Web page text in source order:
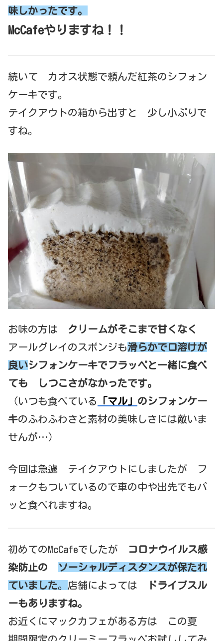
味しかったです。
McCafeやりますね！！
続いて カオス状態で頼んだ紅茶のシフォン
ケーキです。
テイクアウトの箱から出すと 少し小ぶりで
すね。
お味の方は クリームがそこまで甘くなく
アールグレイのスポンジも滑らかで口溶けが
良いシフォンケーキでフラッペと一緒に食べ
ても しつこさがなかったです。
（いつも食べている
「マル」 のシフォンケー
キのふわふわさと素材の美味しさには敵いま
せんが…）
今回は急遽 テイクアウトにしましたが フ
ォークもついているので車の中や出先でもパ
ッと食べれますね。
初めてのMcCafeでしたが コロナウイルス感
染防止の
ソーシャルディスタンスが保たれ
ていました。 店舗によっては
ドライブスル
ーもありますね。
お近くにマックカフェがある方は この夏
期間限定のクリーミーフラッペお試ししてみ